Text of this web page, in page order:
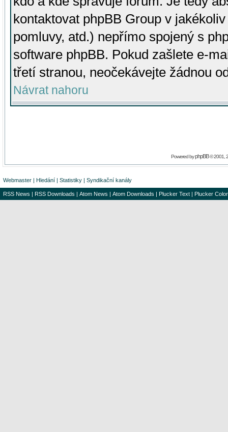
kontaktovat phpBB Group v
pomluvy, atd.) nepřímo spojený s
software phpBB. Pokud zašlete e-
třetí stranou, neočekávejte žádnou
Návrat nahoru
Powered byphpBB© 2001,
Webmaster | Hledání | Statistiky | Syndikační kanály
RSS News | RSS Downloads | Atom News | Atom Downloads | Plucker Text | Plucker Color